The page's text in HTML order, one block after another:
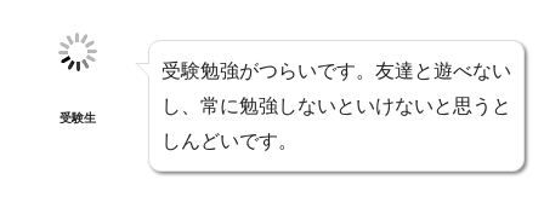
受験生
受験勉強がつらいです。友達と遊べない
し、常に勉強しないといけないと思うと
しんどいです。